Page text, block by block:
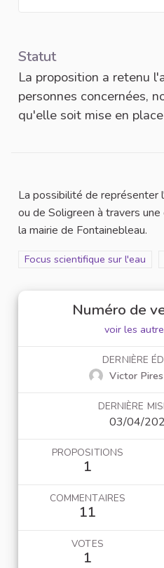
Statut
La proposition a retenu
personnes concernées,
qu'elle soit mise en place
La possibilité de représenter
ou de Soligreen à travers
la mairie de Fontainebleau.
Filtrer les résultats de la
Focus scientifique sur l'eau
Numéro de
voir les
DERNIÈRE
Victor
DERNIÈRE
03/04/
PROPOSITIONS
1
COMMENTAIRES
11
VOTES
1